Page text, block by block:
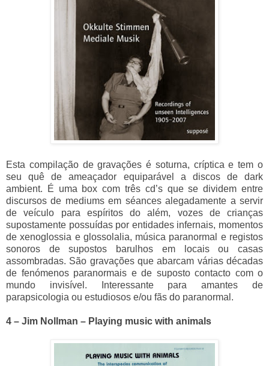
Esta compilação de gravações é soturna, críptica e tem o
seu quê de ameaçador equiparável a discos de dark
ambient. É uma box com três cd’s que se dividem entre
discursos de mediums em séances alegadamente a servir
de veículo para espíritos do além, vozes de crianças
supostamente possuídas por entidades infernais, momentos
de xenoglossia e glossolalia, música paranormal e registos
sonoros de supostos barulhos em locais ou casas
assombradas. São gravações que abarcam várias décadas
de fenómenos paranormais e de suposto contacto com o
mundo invisível. Interessante para amantes de
parapsicologia ou estudiosos e/ou fãs do paranormal.
4 – Jim Nollman – Playing music with animals